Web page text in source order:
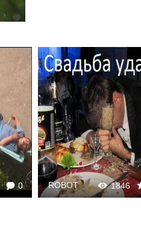
0 1846
ROBOT